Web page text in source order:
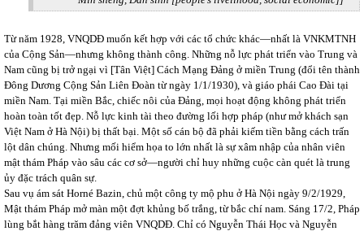
Từ năm 1928, VNQDĐ muốn kết hợp với các tổ chức khác—nhất là VNKMTNH
của Cộng Sản—nhưng không thành công. Những nỗ lực phát triển vào Trung và
Nam cũng bị trở ngại vì [Tân Việt] Cách Mạng Đảng ở miền Trung (đổi tên thành
Đông Dương Cộng Sản Liên Đoàn từ ngày 1/1/1930), và giáo phái Cao Đài tại
miền Nam. Tại miền Bắc, chiếc nôi của Đảng, mọi hoạt động không phát triển
hoàn toàn tốt đẹp. Nỗ lực kinh tài theo đường lối hợp pháp (như mở khách sạn
Việt Nam ở Hà Nội) bị thất bại. Một số cán bộ đã phải kiếm tiền bằng cách trấn
lột dân chúng. Nhưng mối hiểm họa to lớn nhất là sự xâm nhập của nhân viên
mật thám Pháp vào sâu các cơ sở—người chỉ huy những cuộc càn quét là trung
ủy đặc trách quân sự.
Sau vụ ám sát Horné Bazin, chủ một công ty mộ phu ở Hà Nội ngày 9/2/1929,
Mật thám Pháp mở màn một đợt khủng bố trắng, từ bắc chí nam. Sáng 17/2, Pháp
lùng bắt hàng trăm đảng viên VNQDĐ. Chỉ có Nguyễn Thái Học và Nguyễn